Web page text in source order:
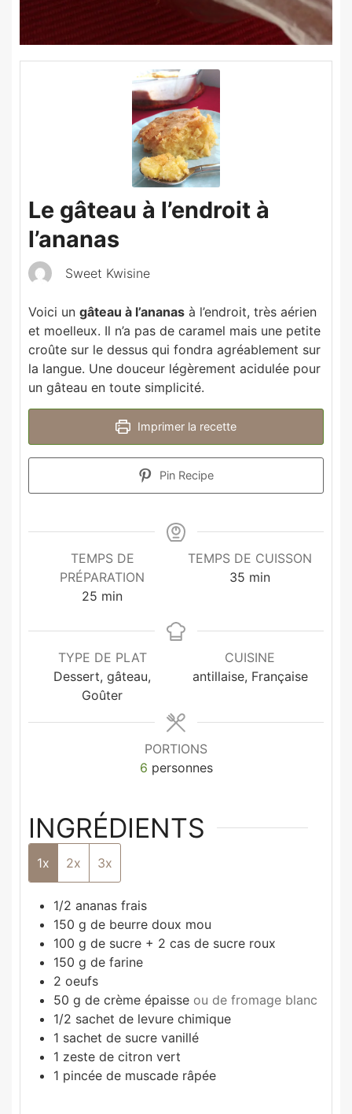
Le gâteau à l’endroit à
l’ananas
Sweet Kwisine
Voici un gâteau à l’ananas à l’endroit, très aérien
et moelleux. Il n’a pas de caramel mais une petite
croûte sur le dessus qui fondra agréablement sur
la langue. Une douceur légèrement acidulée pour
un gâteau en toute simplicité.
Imprimer la recette
Pin Recipe
TEMPS DE
PRÉPARATION
25 min
TEMPS DE CUISSON
35 min
TYPE DE PLAT
Dessert, gâteau,
Goûter
CUISINE
antillaise, Française
PORTIONS
6 personnes
INGRÉDIENTS
1x 2x 3x
1/2 ananas frais
150 g de beurre doux mou
100 g de sucre + 2 cas de sucre roux
150 g de farine
2 oeufs
50 g de crème épaisse ou de fromage blanc
1/2 sachet de levure chimique
1 sachet de sucre vanillé
1 zeste de citron vert
1 pincée de muscade râpée